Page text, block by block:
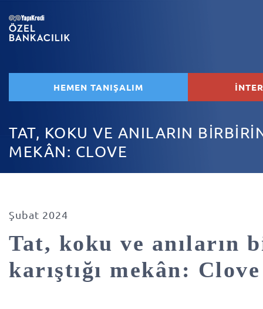
HEMEN TANIŞALIM
TAT, KOKU VE ANILARIN
MEKÂN: CLOVE
Şubat 2024
Tat, koku ve anıların
karıştığı mekân: Clove